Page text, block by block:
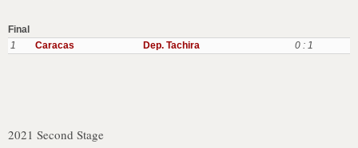
Final
1
Caracas Dep. Tachira 0 : 1
2021 Second Stage